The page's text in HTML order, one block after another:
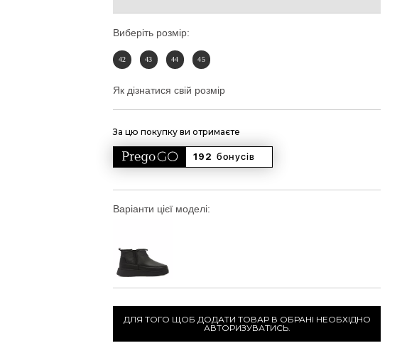
Виберіть розмір:
42 43 44 45
Як дізнатися свій розмір
За цю покупку ви отримаєте
192 бонусів
Варіанти цієї моделі:
ДЛЯ ТОГО ЩОБ ДОДАТИ ТОВАР В ОБРАНІ НЕОБХІДНО
АВТОРИЗУВАТИСЬ.